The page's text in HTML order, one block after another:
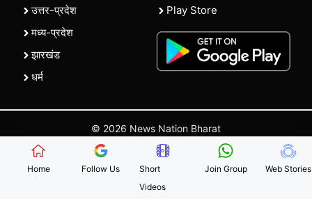
उत्तर-प्रदेश
मध्य-प्रदेश
झारखंड
धर्म
Play Store
© 2026 News Nation Bharat
| |Contact Us |Policies Terms and Conditions
Home Follow Us
Short
Videos
Join Group Web Stories